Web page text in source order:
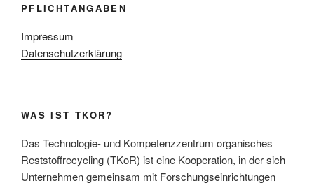
PFLICHTANGABEN
Impressum
Datenschutzerklärung
WAS IST TKOR?
Das Technologie- und Kompetenzzentrum organisches
Reststoffrecycling (TKoR) ist eine Kooperation, in der sich
Unternehmen gemeinsam mit Forschungseinrichtungen